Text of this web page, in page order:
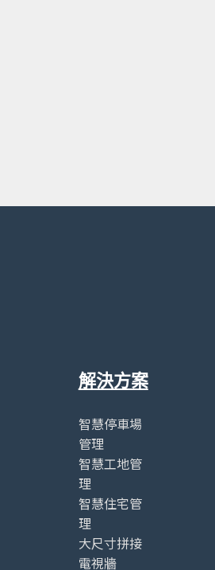
解決方案
智慧停車場
管理
智慧工地管
理
智慧住宅管
理
大尺寸拼接
電視牆